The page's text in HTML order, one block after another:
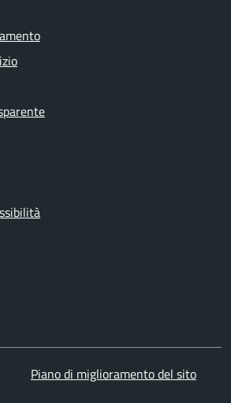
Piano di miglioramento del sito